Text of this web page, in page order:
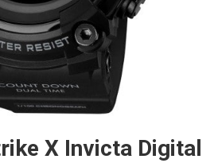
X Invicta Digital